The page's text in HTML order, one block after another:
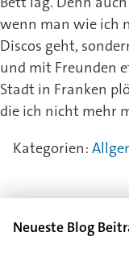
wenn man wie ich
Discos geht,
und mit Freunden
Stadt in Franken
die ich nicht mehr
Kategorien:
Neueste Blog